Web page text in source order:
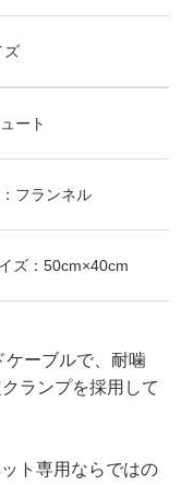
ズ
ート
フランネル
ズ：50cm×40cm
ケーブルで、耐噛
ランプを採用して
ト専用ならではの